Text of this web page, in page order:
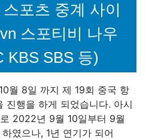
포츠 중계 사이
스포티비 나우
KBS SBS 등)
월 8일 까지 제 19회 중국 항
진행을 하게 되었습니다. 아시
2022년 9월 10일부터 9월
였으나, 1년 연기가 되어